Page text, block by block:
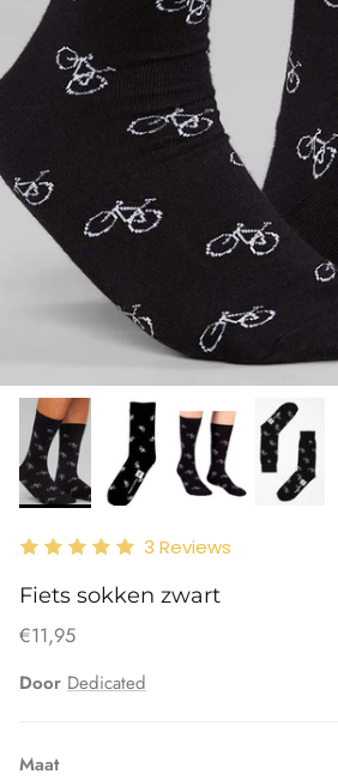
3 Reviews
Fiets sokken zwart
€11,95
Door Dedicated
Maat